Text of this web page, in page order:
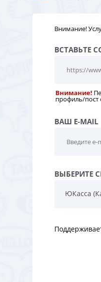
Внимание!
ВСТАВЬТЕ
Внимание!
профиль/пост
ВАШ E-MAIL
ВЫБЕРИТЕ
ЮКасса